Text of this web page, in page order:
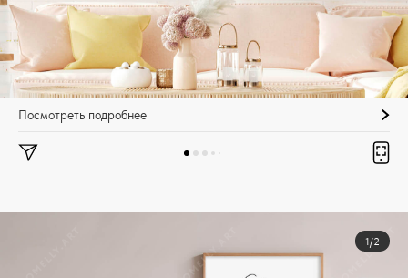
Посмотреть подробнее
1/2